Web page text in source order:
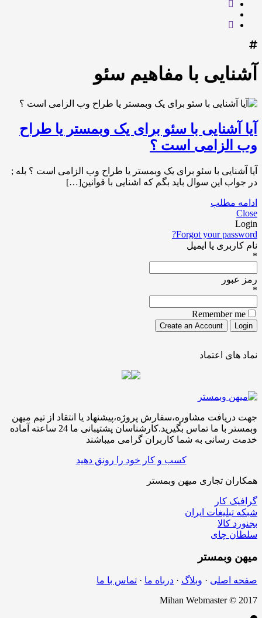
آشنایی با مفاهیم سئو
آیا آشنایی با سئو برای یک وبمستر یا طراح
وب الزامی است ؟
آیا آشنایی با سئو برای یک وبمستر یا طراح وب الزامی است ؟ بله ;
در جواب این سوال باید بگم که اشنایی با قوانین[…]
ادامه مطلب
Close
Login
Forgot your password?
نام کاربری یا ایمیل
*
رمز عبور
*
Remember me
نماد های اعتماد
جهت دریافت مشاوره،سفارش پروژه،پیشنهاد یا انتقاد از تیم میهن
وبمستر با ما تماس بگیرید.کارشناسان پشتیبانی ما 24 ساعته آماده
خدمت رسانی به شما کاربران گرامی میباشند
کسب و کار خود را رونق دهید
همکاران تجاری میهن وبمستر
گرافیک کار
شبکه تبلیغات ایران
بجنورد کالا
سلطان چای
میهن وبمستر
صفحه اصلی · وبلاگ · درباه ما · تماس با ما
Mihan Webmaster © 2017